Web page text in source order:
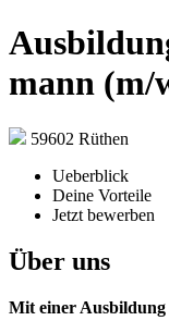
mann (m/
59602 Rüthen
Ueberblick
Deine Vorteile
Jetzt bewerben
Über uns
Mit einer Ausbildung